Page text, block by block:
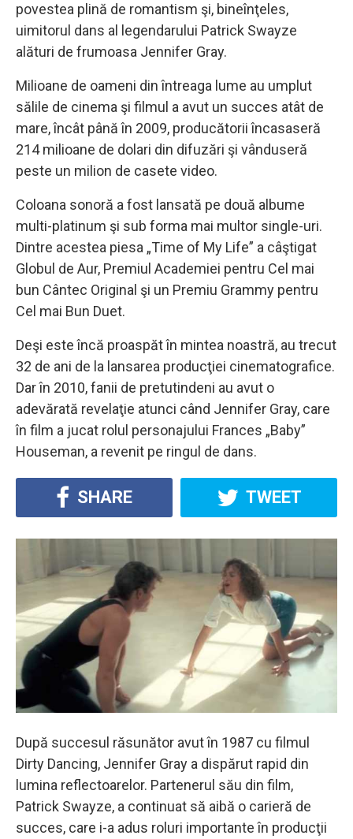
povestea plină de romantism şi, bineînţeles,
uimitorul dans al legendarului Patrick Swayze
alături de frumoasa Jennifer Gray.
Milioane de oameni din întreaga lume au umplut
sălile de cinema şi filmul a avut un succes atât de
mare, încât până în 2009, producătorii încasaseră
214 milioane de dolari din difuzări şi vânduseră
peste un milion de casete video.
Coloana sonoră a fost lansată pe două albume
multi-platinum şi sub forma mai multor single-uri.
Dintre acestea piesa „Time of My Life” a câştigat
Globul de Aur, Premiul Academiei pentru Cel mai
bun Cântec Original şi un Premiu Grammy pentru
Cel mai Bun Duet.
Deşi este încă proaspăt în mintea noastră, au trecut
32 de ani de la lansarea producţiei cinematografice.
Dar în 2010, fanii de pretutindeni au avut o
adevărată revelaţie atunci când Jennifer Gray, care
în film a jucat rolul personajului Frances „Baby”
Houseman, a revenit pe ringul de dans.
SHARE TWEET
După succesul răsunător avut în 1987 cu filmul
Dirty Dancing, Jennifer Gray a dispărut rapid din
lumina reflectoarelor. Partenerul său din film,
Patrick Swayze, a continuat să aibă o carieră de
succes, care i-a adus roluri importante în producţii